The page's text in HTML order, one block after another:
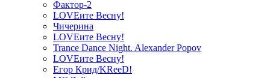
Фактор-2
LOVEите Весну!
Чичерина
LOVEите Весну!
Trance Dance Night. Alexander Popov
LOVEите Весну!
Егор Крид/KReeD!